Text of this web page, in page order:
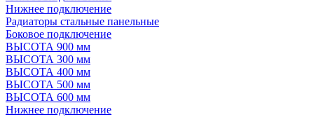
Нижнее подключение
Радиаторы стальные панельные
Боковое подключение
ВЫСОТА 900 мм
ВЫСОТА 300 мм
ВЫСОТА 400 мм
ВЫСОТА 500 мм
ВЫСОТА 600 мм
Нижнее подключение